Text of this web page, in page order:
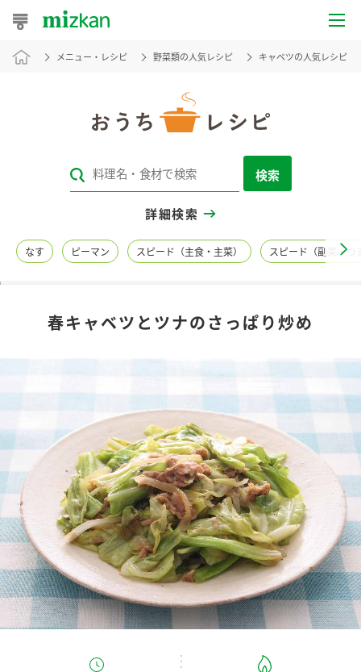
おうちレシピ
レシピカテゴリ一覧
レシピ名特集
商品情報
調味酢
お酢ドリンク ぽん酢
みりん風・料理酒 鍋用調味料
つゆ たれ
キャンペーン情報
ブランド・スペシャルサイト
ブランド・スペシャルサイト トップ
商品ブランドサイト
Fibee（ファイビー）
くらしプラ酢
お酢ドリンク
企業情報
国内事業概要
メニュー・レシピ 野菜類の人気レシピ キャベツの人気レシピ
検索
詳細検索
なす ピーマン スピード（主食・主菜） スピード（副菜・つ
春キャベツとツナのさっぱり炒め